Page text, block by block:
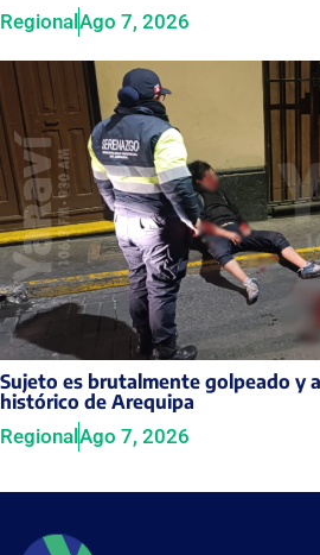
RegionalAgo 7, 2026
Sujeto es brutalmente golpeado y
histórico de Arequipa
RegionalAgo 7, 2026